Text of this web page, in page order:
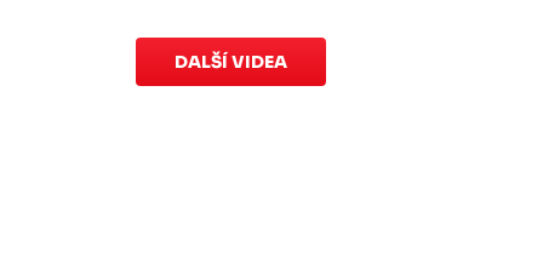
na pomoc předčasně narozeným
dětem.Charitativní aukce
DALŠÍ VIDEA